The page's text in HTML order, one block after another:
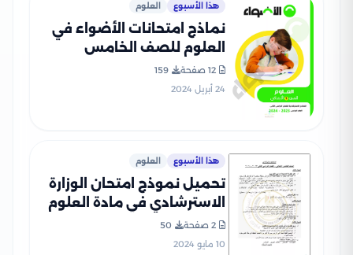
هذا الأسبوع العلوم
نماذج امتحانات الأضواء في
العلوم للصف الخامس
بصيغة PDF
12 صفحة
159
24 أبريل 2024
هذا الأسبوع العلوم
تحميل نموذج امتحان الوزارة
الاسترشادي في مادة العلوم
للصف الخامس الابتدائي الترم
الثاني 2024
2 صفحة
50
10 مايو 2024